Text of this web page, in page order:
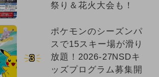
祭り＆花火大会も！
3
ポケモンのシーズンパ
スで15スキー場が滑り
放題！2026-27NSDキ
ッズプログラム募集開